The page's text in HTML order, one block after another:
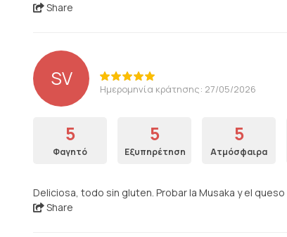
Share
SV Ημερομηνία κράτησης: 27/05/2026
5
Φαγητό
5
Εξυπηρέτηση
5
Ατμόσφαιρα
Deliciosa, todo sin gluten. Probar la Musaka y el
Share